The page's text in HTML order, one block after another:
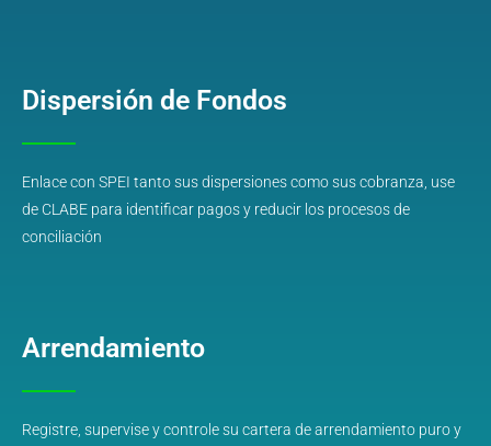
Dispersión de Fondos
Enlace con SPEI tanto sus dispersiones como sus cobranza, use
de CLABE para identificar pagos y reducir los procesos de
conciliación
Arrendamiento
Registre, supervise y controle su cartera de arrendamiento puro y